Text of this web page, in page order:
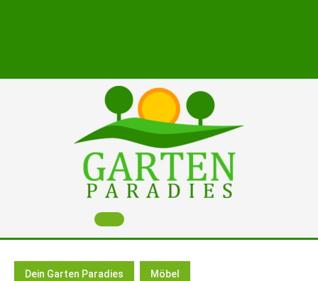
Open
Button
Dein Garten Paradies Möbel